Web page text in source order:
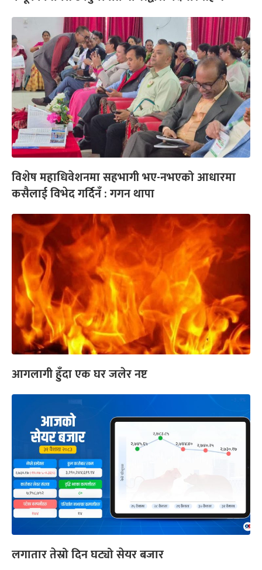
विशेष महाधिवेशनमा सहभागी भए-नभएको आधारमा
कसैलाई विभेद गर्दिनँ : गगन थापा
आगलागी हुँदा एक घर जलेर नष्ट
लगातार तेस्रो दिन घट्यो सेयर बजार